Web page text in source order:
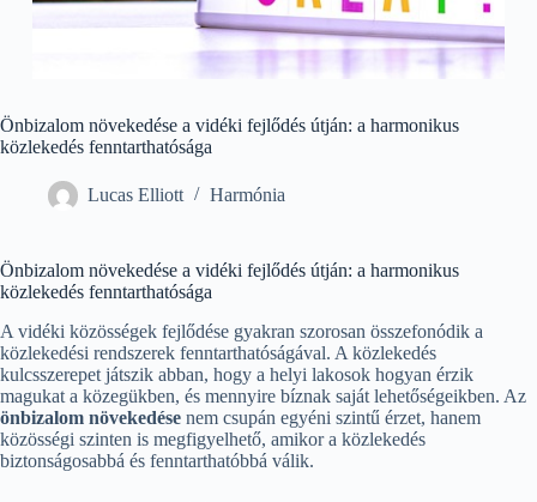
Önbizalom növekedése a vidéki fejlődés útján: a harmonikus
közlekedés fenntarthatósága
Lucas Elliott Harmónia
Önbizalom növekedése a vidéki fejlődés útján: a harmonikus
közlekedés fenntarthatósága
A vidéki közösségek fejlődése gyakran szorosan összefonódik a
közlekedési rendszerek fenntarthatóságával. A közlekedés
kulcsszerepet játszik abban, hogy a helyi lakosok hogyan érzik
magukat a közegükben, és mennyire bíznak saját lehetőségeikben. Az
önbizalom növekedése nem csupán egyéni szintű érzet, hanem
közösségi szinten is megfigyelhető, amikor a közlekedés
biztonságosabbá és fenntarthatóbbá válik.